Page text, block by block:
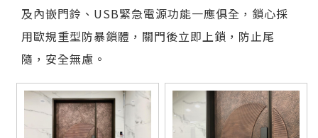
及內嵌門鈴、USB緊急電源功能一應俱全，鎖心採
用歐規重型防暴鎖體，關門後立即上鎖，防止尾
隨，安全無慮。